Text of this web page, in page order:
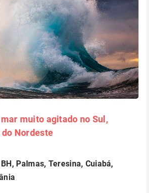
muito agitado no Sul,
Nordeste
Palmas, Teresina, Cuiabá,